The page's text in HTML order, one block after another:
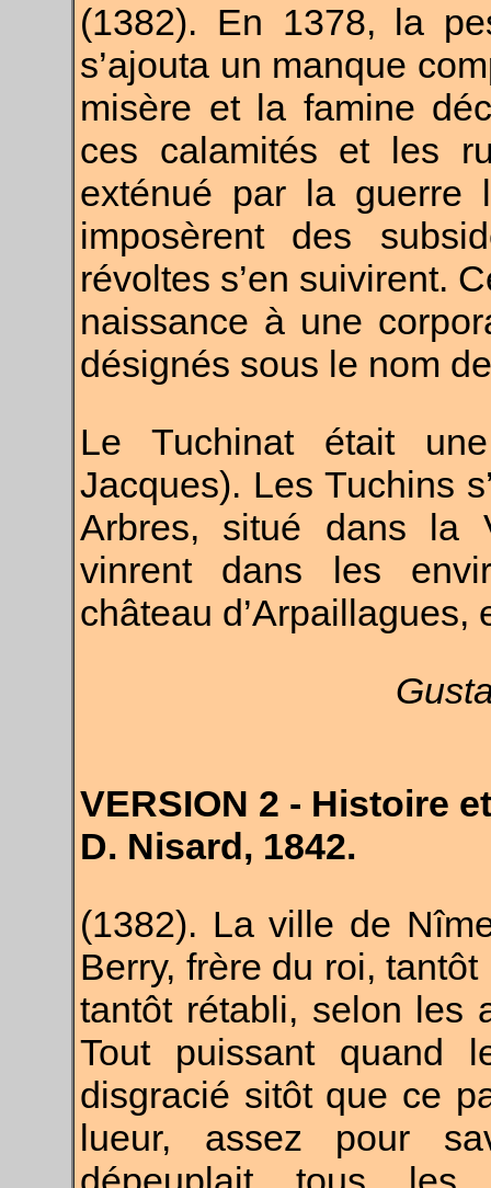
(1382). En 1378, la
s’ajouta un manque
misère et la famine
ces calamités et les
exténué par la guerre
imposèrent des
révoltes s’en suivirent.
naissance à une
désignés sous le nom
Le Tuchinat était
Jacques). Les Tuchins
Arbres, situé dans la
vinrent dans les
château d’Arpaillagues,
VERSION 2 - Histoire
D. Nisard, 1842.
(1382). La ville de
Berry, frère du roi,
tantôt rétabli, selon les
Tout puissant quand
disgracié sitôt que ce
lueur, assez pour